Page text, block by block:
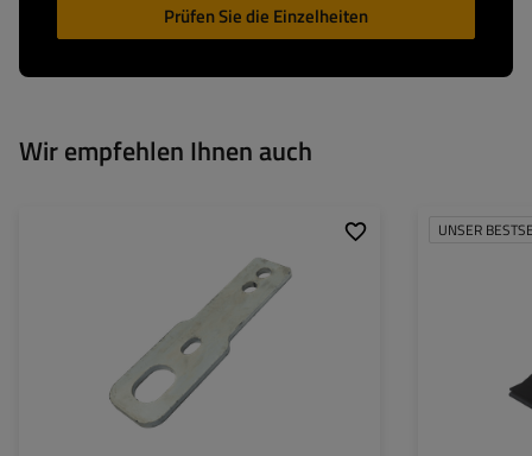
Prüfen Sie die Einzelheiten
Wir empfehlen Ihnen auch
UNSER